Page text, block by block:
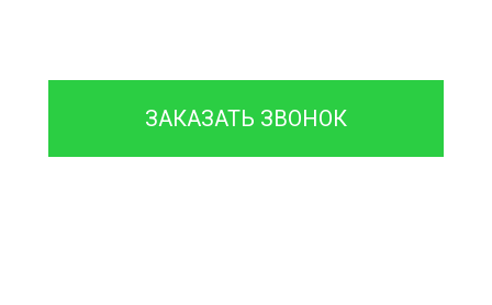
ЗАКАЗАТЬ ЗВОНОК